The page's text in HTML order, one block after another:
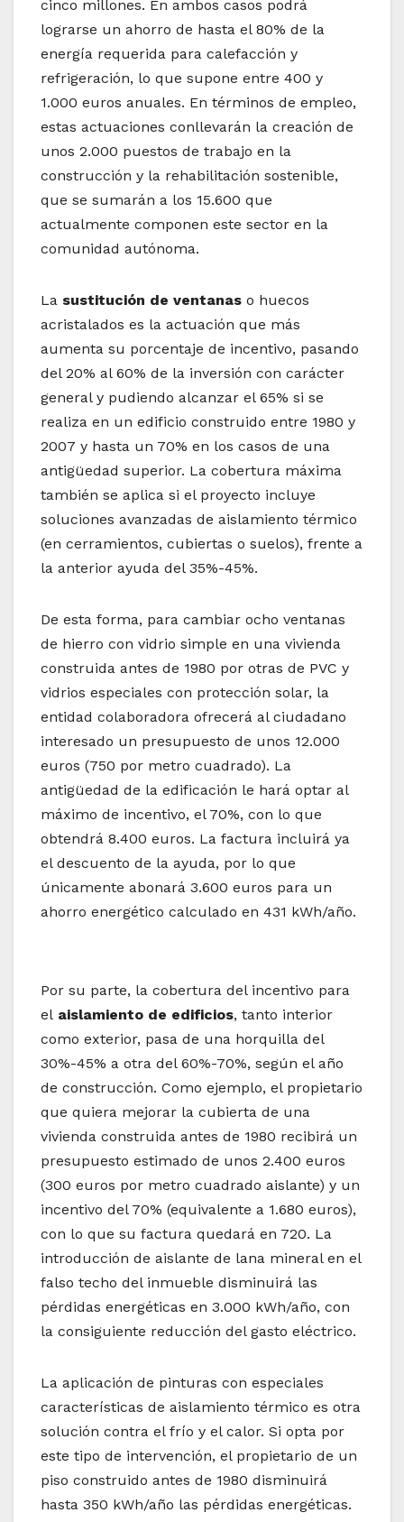
cinco millones. En ambos casos podrá
lograrse un ahorro de hasta el 80% de la
energía requerida para calefacción y
refrigeración, lo que supone entre 400 y
1.000 euros anuales. En términos de empleo,
estas actuaciones conllevarán la creación de
unos 2.000 puestos de trabajo en la
construcción y la rehabilitación sostenible,
que se sumarán a los 15.600 que
actualmente componen este sector en la
comunidad autónoma.
La sustitución de ventanas o huecos
acristalados es la actuación que más
aumenta su porcentaje de incentivo, pasando
del 20% al 60% de la inversión con carácter
general y pudiendo alcanzar el 65% si se
realiza en un edificio construido entre 1980 y
2007 y hasta un 70% en los casos de una
antigüedad superior. La cobertura máxima
también se aplica si el proyecto incluye
soluciones avanzadas de aislamiento térmico
(en cerramientos, cubiertas o suelos), frente a
la anterior ayuda del 35%-45%.
De esta forma, para cambiar ocho ventanas
de hierro con vidrio simple en una vivienda
construida antes de 1980 por otras de PVC y
vidrios especiales con protección solar, la
entidad colaboradora ofrecerá al ciudadano
interesado un presupuesto de unos 12.000
euros (750 por metro cuadrado). La
antigüedad de la edificación le hará optar al
máximo de incentivo, el 70%, con lo que
obtendrá 8.400 euros. La factura incluirá ya
el descuento de la ayuda, por lo que
únicamente abonará 3.600 euros para un
ahorro energético calculado en 431 kWh/año.
Por su parte, la cobertura del incentivo para
el aislamiento de edificios, tanto interior
como exterior, pasa de una horquilla del
30%-45% a otra del 60%-70%, según el año
de construcción. Como ejemplo, el propietario
que quiera mejorar la cubierta de una
vivienda construida antes de 1980 recibirá un
presupuesto estimado de unos 2.400 euros
(300 euros por metro cuadrado aislante) y un
incentivo del 70% (equivalente a 1.680 euros),
con lo que su factura quedará en 720. La
introducción de aislante de lana mineral en el
falso techo del inmueble disminuirá las
pérdidas energéticas en 3.000 kWh/año, con
la consiguiente reducción del gasto eléctrico.
La aplicación de pinturas con especiales
características de aislamiento térmico es otra
solución contra el frío y el calor. Si opta por
este tipo de intervención, el propietario de un
piso construido antes de 1980 disminuirá
hasta 350 kWh/año las pérdidas energéticas.